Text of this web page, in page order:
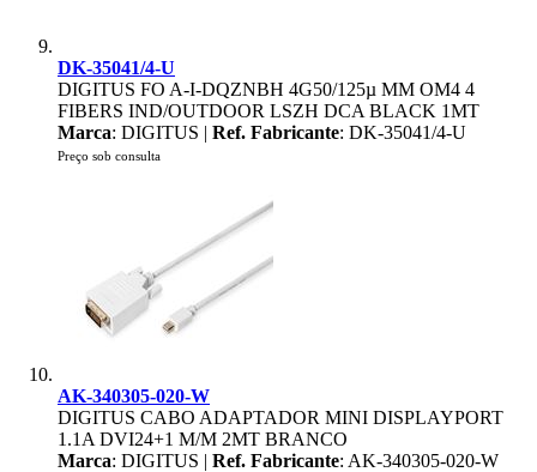
DK-35041/4-U
DIGITUS FO A-I-DQZNBH 4G50/125µ MM OM4 4
FIBERS IND/OUTDOOR LSZH DCA BLACK 1MT
Marca: DIGITUS | Ref. Fabricante: DK-35041/4-U
Preço sob consulta
AK-340305-020-W
DIGITUS CABO ADAPTADOR MINI DISPLAYPORT
1.1A DVI24+1 M/M 2MT BRANCO
Marca: DIGITUS | Ref. Fabricante: AK-340305-020-W